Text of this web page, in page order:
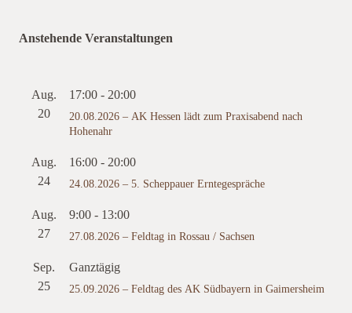
Anstehende Veranstaltungen
Aug.
20
17:00-20:00
20.08.2026 – AK Hessen lädt zum Praxisabend nach
Hohenahr
Aug.
24
16:00-20:00
24.08.2026 – 5. Scheppauer Erntegespräche
Aug.
27
9:00- 13:00
27.08.2026 – Feldtag in Rossau / Sachsen
Sep.
25
Ganztägig
25.09.2026 – Feldtag des AK Südbayern in Gaimersheim